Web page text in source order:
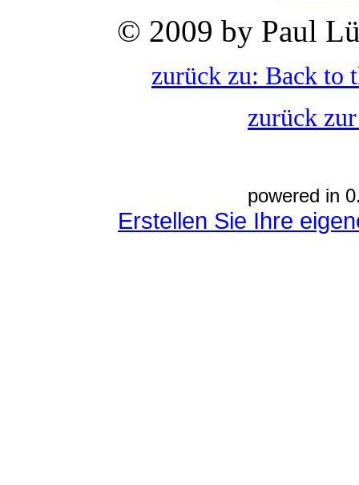
© 2009 by Paul
zurück zu: Back to
zurück
powered in
Erstellen Sie Ihre